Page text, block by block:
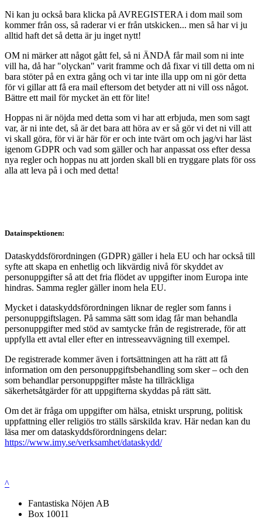
Ni kan ju också bara klicka på AVREGISTERA i dom mail som
kommer från oss, så raderar vi er från utskicken... men så har vi ju
alltid haft det så detta är ju inget nytt!
OM ni märker att något gått fel, så ni ÄNDÅ får mail som ni inte
vill ha, då har "olyckan" varit framme och då fixar vi till detta om ni
bara stöter på en extra gång och vi tar inte illa upp om ni gör detta
för vi gillar att få era mail eftersom det betyder att ni vill oss något.
Bättre ett mail för mycket än ett för lite!
Hoppas ni är nöjda med detta som vi har att erbjuda, men som sagt
var, är ni inte det, så är det bara att höra av er så gör vi det ni vill att
vi skall göra, för vi är här för er och inte tvärt om och jag/vi har läst
igenom GDPR och vad som gäller och har anpassat oss efter dessa
nya regler och hoppas nu att jorden skall bli en tryggare plats för oss
alla att leva på i och med detta!
Datainspektionen:
Dataskyddsförordningen (GDPR) gäller i hela EU och har också till
syfte att skapa en enhetlig och likvärdig nivå för skyddet av
personuppgifter så att det fria flödet av uppgifter inom Europa inte
hindras. Samma regler gäller inom hela EU.
Mycket i dataskyddsförordningen liknar de regler som fanns i
personuppgiftslagen. På samma sätt som idag får man behandla
personuppgifter med stöd av samtycke från de registrerade, för att
uppfylla ett avtal eller efter en intresseavvägning till exempel.
De registrerade kommer även i fortsättningen att ha rätt att få
information om den personuppgiftsbehandling som sker – och den
som behandlar personuppgifter måste ha tillräckliga
säkerhetsåtgärder för att uppgifterna skyddas på rätt sätt.
Om det är fråga om uppgifter om hälsa, etniskt ursprung, politisk
uppfattning eller religiös tro ställs särskilda krav. Här nedan kan du
läsa mer om dataskyddsförordningens delar:
https://www.imy.se/verksamhet/dataskydd/
^
Fantastiska Nöjen AB
Box 10011